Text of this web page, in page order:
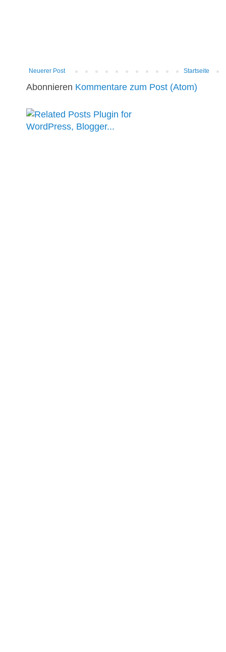
Neuerer Post Startseite
Abonnieren Kommentare zum Post (Atom)